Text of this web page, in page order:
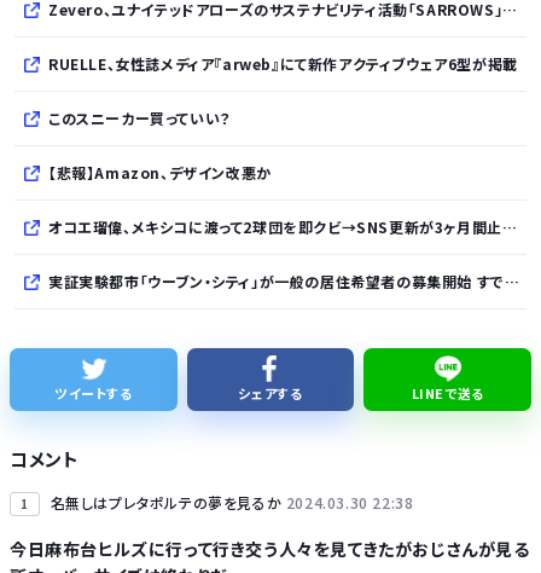
Zevero、ユナイテッドアローズのサステナビリティ活動「SARROWS」を支援。Scope 3排出量算定の効率化・精緻化を開始
RUELLE、女性誌メディア『arweb』にて新作アクティブウェア6型が掲載
このスニーカー買っていい？
【悲報】Amazon、デザイン改悪か
オコエ瑠偉、メキシコに渡って2球団を即クビ→SNS更新が3ヶ月間止まって消息不明に
実証実験都市「ウーブン・シティ」が一般の居住希望者の募集開始 すでにトヨタ関係者が居住
【NHK激震】職員への性被害を公表…番組出演者Xは事実上の「出禁」か 正体巡り憶測広がる
【悲報】消費減税とか言う対した効果もないもので日本経済破滅へ
ツイートする シェアする LINEで送る
コメント
1 名無しはプレタポルテの夢を見るか 2024.03.30 22:38
今日麻布台ヒルズに行って行き交う人々を見てきたがおじさんが見る